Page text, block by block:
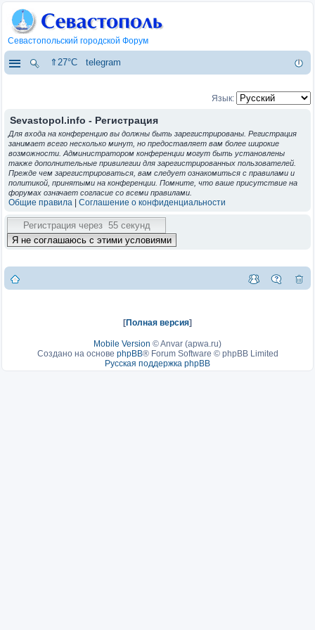
Севастопольский городской Форум
⇑27°C telegram
Язык:
Sevastopol.info - Регистрация
Для входа на конференцию вы должны быть зарегистрированы. Регистрация
занимает всего несколько минут, но предоставляет вам более широкие
возможности. Администратором конференции могут быть установлены
также дополнительные привилегии для зарегистрированных пользователей.
Прежде чем зарегистрироваться, вам следует ознакомиться с правилами и
политикой, принятыми на конференции. Помните, что ваше присутствие на
форумах означает согласие со всеми правилами.
Общие правила Соглашение о конфиденциальности
[Полная версия]
Mobile Version ©Anvar (apwa.ru)
Создано на основе phpBB® Forum Software © phpBB Limited
Русская поддержка phpBB